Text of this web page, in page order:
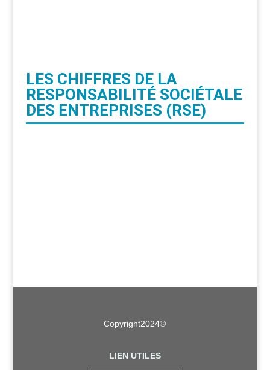
LES CHIFFRES DE LA
RESPONSABILITÉ SOCIÉTALE
DES ENTREPRISES (RSE)
Copyright2024©
LIEN UTILES